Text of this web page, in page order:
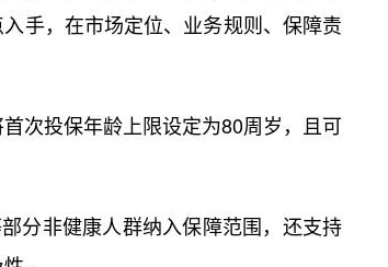
手，在市场定位、业务规则、保障责
次投保年龄上限设定为80周岁，且可
分非健康人群纳入保障范围，还支持